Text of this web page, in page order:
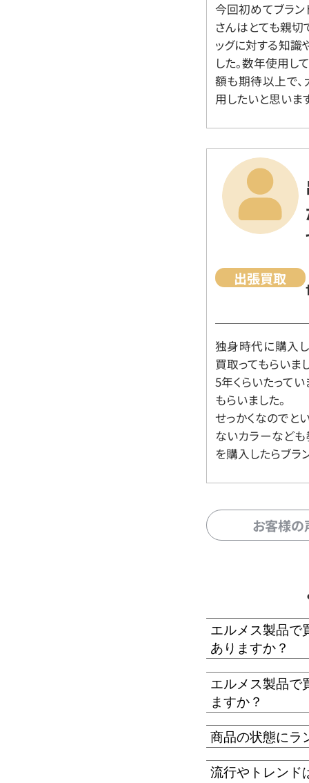
今回初めてブラン
さんはとても親切
ッグに対する知識
した。数年使用し
額も期待以上で、
用したいと思いま
出張買取
独身時代に購入
買取ってもらいま
5年くらいたって
もらいました。
せっかくなのでと
ないカラーなども
を購入したらブラ
お客様
エルメス製品で
ありますか？
エルメス製品で
ますか？
商品の状態にラ
流行やトレンド